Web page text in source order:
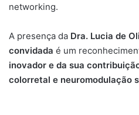
networking.
A presença da Dra. Lucia de
convidada é um
inovador e da sua
colorretal e neuromodulação